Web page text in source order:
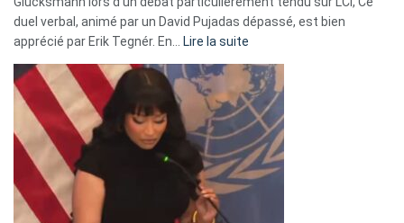
»
duel verbal, animé par un David Pujadas dépassé, est bien
apprécié par Erik Tegnér. En… Lire la suite
Tegnér
exulte
« Zemmour
a
tout